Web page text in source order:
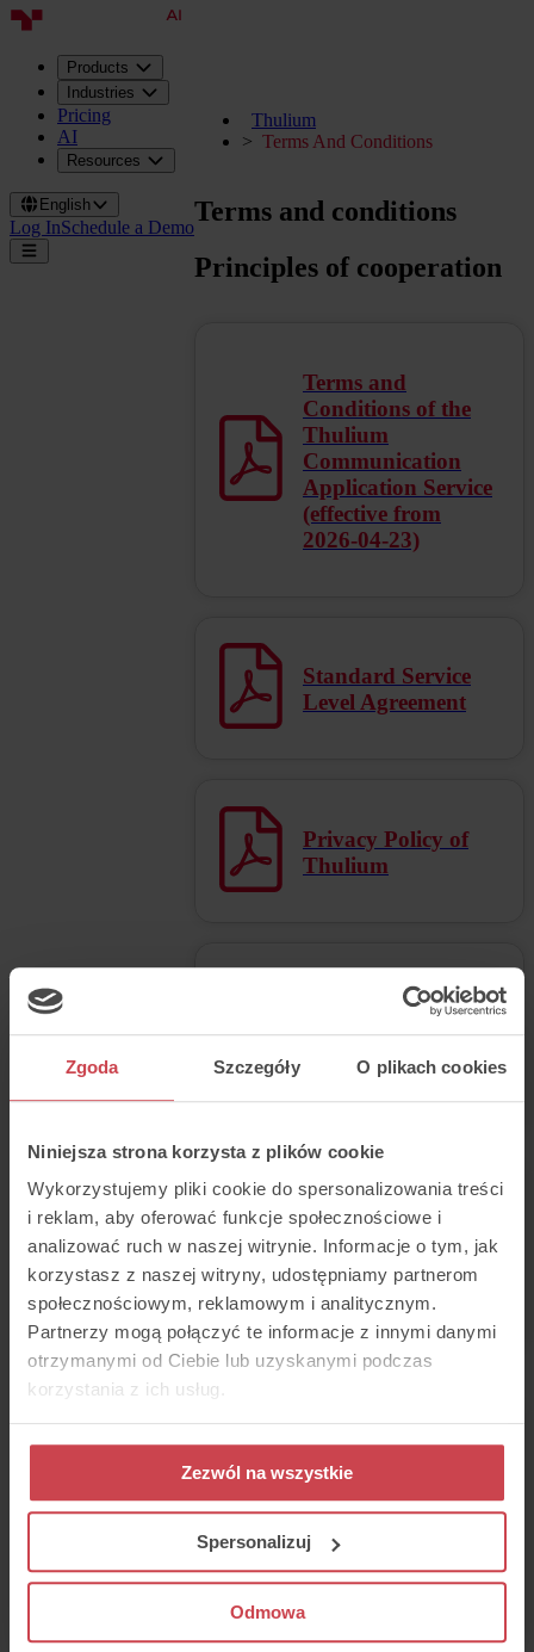
Zgoda Szczegóły O plikach cookies
Niniejsza strona korzysta z plików cookie
Wykorzystujemy pliki cookie do spersonalizowania treści
i reklam, aby oferować funkcje społecznościowe i
analizować ruch w naszej witrynie. Informacje o tym, jak
korzystasz z naszej witryny, udostępniamy partnerom
społecznościowym, reklamowym i analitycznym.
Partnerzy mogą połączyć te informacje z innymi danymi
otrzymanymi od Ciebie lub uzyskanymi podczas
korzystania z ich usług.
Zezwól na wszystkie
Spersonalizuj
Odmowa
Products
Industries
Pricing
AI
Resources
English
Log InSchedule a Demo
Thulium
Terms And Conditions
Terms and conditions
Principles of cooperation
Terms and
Conditions of the
Thulium
Communication
Application Service
(effective from
2026-04-23)
Standard Service
Level Agreement
Privacy Policy of
Thulium
Privacy Policy for
Meta (Facebook /
Instagram /
WhatsApp)
Thulium
Partnership
Program Terms
and Conditions
Archive of Terms
the Provision of
Electronic
Communication
30.09.2025)